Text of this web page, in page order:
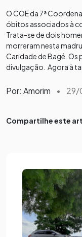
O COE da 7ª
óbitos associados à
Trata-se de dois
morreram nesta
Caridade de Bagé.
divulgação. Agora à
Por: Amorim • 29/
Compartilhe este